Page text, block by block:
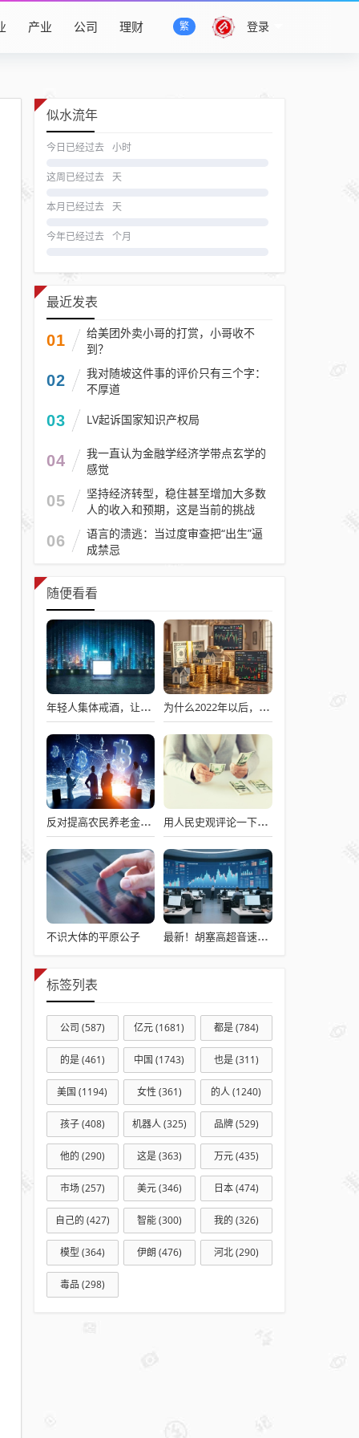
登录
繁
产业 公司 理财
似水流年
今日已经过去 小时
这周已经过去 天
本月已经过去 天
今年已经过去 个月
最近发表
01
给美团外卖小哥的打赏，小哥收不
到？
02
我对随坡这件事的评价只有三个字：
不厚道
03 LV起诉国家知识产权局
04
我一直认为金融学经济学带点玄学的
感觉
05
坚持经济转型，稳住甚至增加大多数
人的收入和预期，这是当前的挑战
06
语言的溃逃：当过度审查把“出生”逼
成禁忌
随便看看
年轻人集体戒酒，让“老登”酒企的天快塌了 为什么2022年以后，普通本科招生男女比例数据没有了？
反对提高农民养老金的10个常见借口——别再用套话敷衍 用人民史观评论一下澎湖海战
不识大体的平原公子 最新！胡塞高超音速导弹打击以色列机场！以军：对加沙城医院外哈马斯武装发动空袭
标签列表
公司 (587) 亿元(1681) 都是(784)
的是(461) 中国 (1743) 也是(311)
美国 (1194) 女性 (361) 的人(1240)
孩子(408) 机器人(325) 品牌(529)
他的 (290) 这是(363) 万元(435)
市场(257) 美元(346) 日本(474)
自己的 (427) 智能(300) 我的 (326)
模型 (364) 伊朗 (476) 河北(290)
毒品 (298)